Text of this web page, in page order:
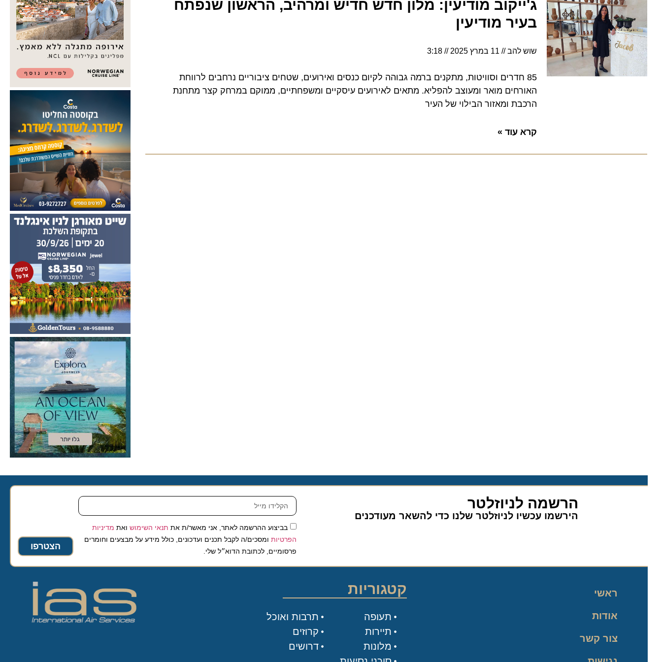
ג'ייקוב מודיעין: מלון חדש חדיש ומרהיב, הראשון שנפתח
בעיר מודיעין
שוש להב 11 במרץ 2025 3:18
85 חדרים וסוויטות, מתקנים ברמה גבוהה לקיום כנסים ואירועים, שטחים ציבוריים נרחבים לרווחת
האורחים מואר ומעוצב להפליא. מתאים לאירועים עיסקיים ומשפחתיים, ממוקם במרחק קצר מתחנת
הרכבת ומאזור הבילוי של העיר
קרא עוד »
הרשמה לניוזלטר
הירשמו עכשיו לניוזלטר שלנו כדי להשאר מעודכנים
בביצוע ההרשמה לאתר, אני מאשר/ת אתתנאי השימושואת מדיניות
הפרטיותומסכים/ה לקבל תכנים ועדכונים, כולל מידע על מבצעים וחומרים
פרסומיים, לכתובת הדוא״ל שלי.
הצטרפו
ראשי
אודות
צור קשר
קטגוריות
תעופה
תיירות
מלונות
תרבות ואוכל
קרוזים
דרושים